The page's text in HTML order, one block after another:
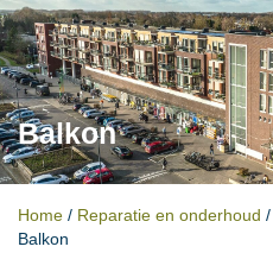
Balkon
Home / Reparatie en onderhoud /
Balkon